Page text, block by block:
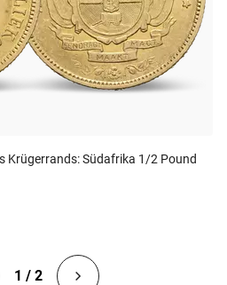
Krügerrands: Südafrika 1/2 Pound
1 / 2